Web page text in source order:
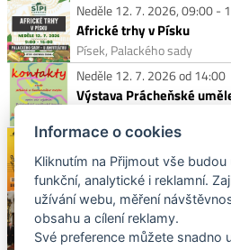
Neděle 12. 7. 2026, 09:00 -
Africké trhy v Písku
Písek, Palackého sady
Neděle 12. 7. 2026 od 14:00
Výstava Prácheňské
Neděle 12. 7. 2026 od 17:00
DUO ŽÁKOVEC A
Strakonice, Panská zahrada
Neděle 12. 7. 2026 od 19:00
Závěrečný koncert
Písek, Trojice
Informace o cookies
Kliknutím na Přijmout vše
funkční, analytické i reklamní.
užívání webu, měření
obsahu a cílení reklamy.
Své preference můžete snadno